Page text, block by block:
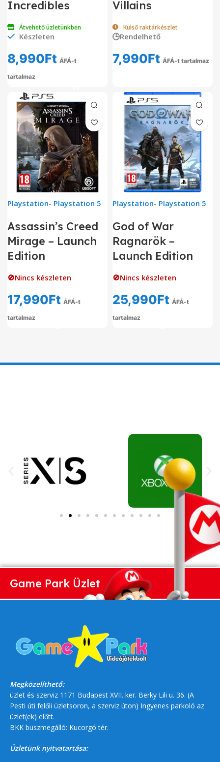
Incredibles
Átvehető üzletünkben
Készleten
8,990Ft ÁFÁ-t
tartalmaz
Villains
Külső raktárkészlet
🕒Rendelhető
7,990Ft ÁFÁ-t tartalmaz
Playstation- Playstation 5
Assassin’s Creed
Mirage – Launch
Edition
🚫Nincs készleten
17,990Ft ÁFÁ-t
tartalmaz
Playstation- Playstation 5
God of War
Ragnarök –
Launch Edition
🚫Nincs készleten
25,990Ft ÁFÁ-t
tartalmaz
Game Park Üzlet
Megközelíthető:
üzlet és szerviz 1171 Budapest XVII. ker. Berky Lili u. 36. (A
Pesti úti felőli üzletsoron, a szerviz úton) Ingyenes parkoló az
üzlet(ek) előtt.
BKK buszmegálló: Kucorgó tér.
Üzletünk nyitvatartása: